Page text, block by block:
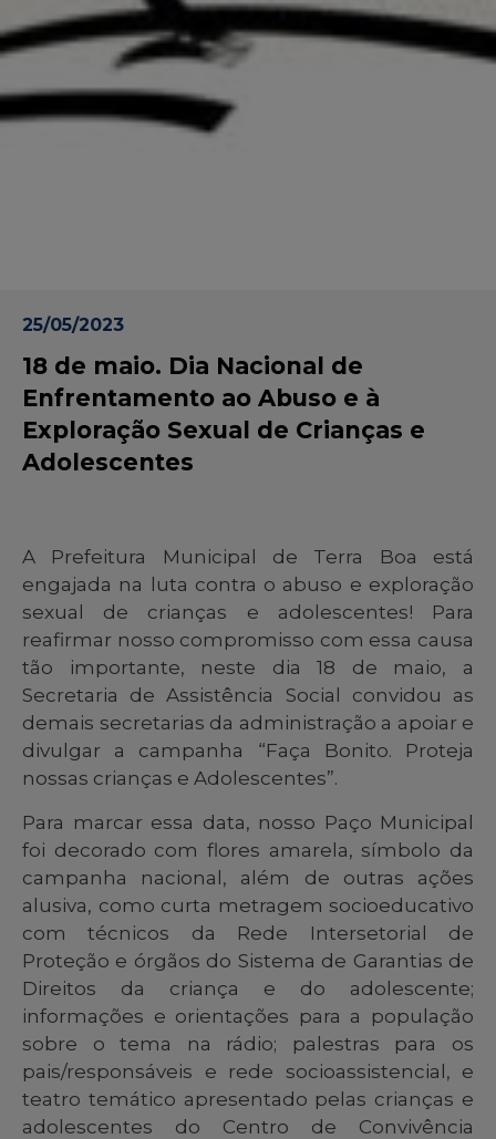
25/05/2023
18 de maio. Dia Nacional de
Enfrentamento ao Abuso e à
Exploração Sexual de Crianças e
Adolescentes
A Prefeitura Municipal de Terra Boa está
engajada na luta contra o abuso e exploração
sexual de crianças e adolescentes! Para
reafirmar nosso compromisso com essa causa
tão importante, neste dia 18 de maio, a
Secretaria de Assistência Social convidou as
demais secretarias da administração a apoiar e
divulgar a campanha “Faça Bonito. Proteja
nossas crianças e Adolescentes”.
Para marcar essa data, nosso Paço Municipal
foi decorado com flores amarela, símbolo da
campanha nacional, além de outras ações
alusiva, como curta metragem socioeducativo
com técnicos da Rede Intersetorial de
Proteção e órgãos do Sistema de Garantias de
Direitos da criança e do adolescente;
informações e orientações para a população
sobre o tema na rádio; palestras para os
pais/responsáveis e rede socioassistencial, e
teatro temático apresentado pelas crianças e
adolescentes do Centro de Convivência